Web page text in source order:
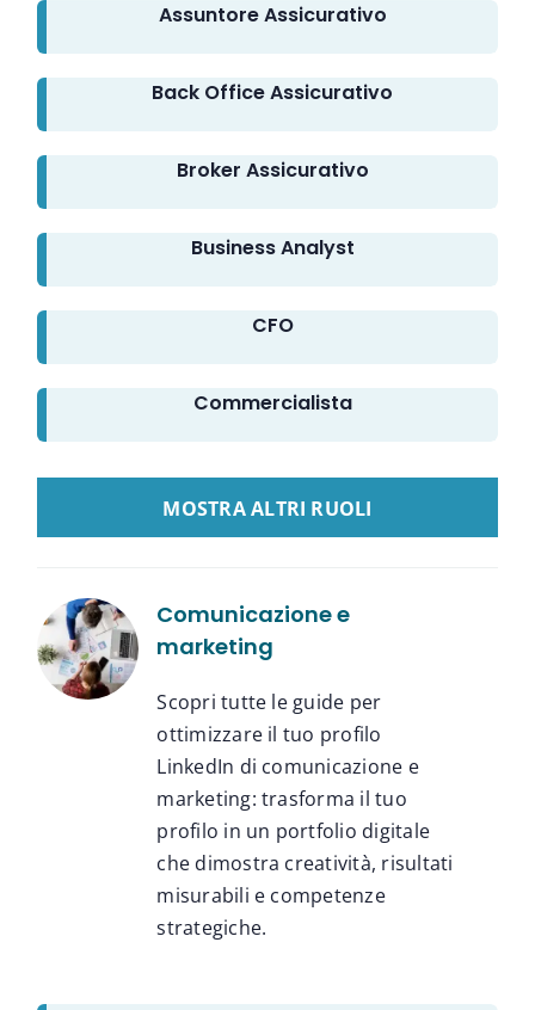
Assuntore Assicurativo
Back Office Assicurativo
Broker Assicurativo
Business Analyst
CFO
Commercialista
Comunicazione e
marketing
Scopri tutte le guide per
ottimizzare il tuo profilo
LinkedIn di comunicazione e
marketing: trasforma il tuo
profilo in un portfolio digitale
che dimostra creatività, risultati
misurabili e competenze
strategiche.